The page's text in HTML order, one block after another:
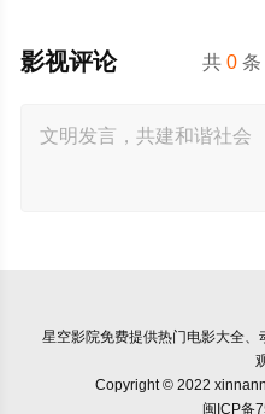
共0 条
影视评论
星空影院免费提供热门电影大全、
Copyright © 2022
闽ICP备